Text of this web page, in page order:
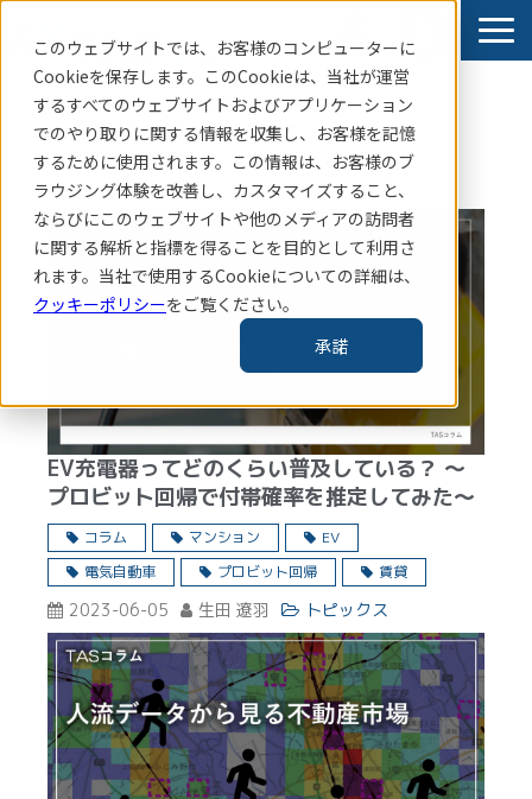
このウェブサイトでは、お客様のコンピューターに
Cookieを保存します。このCookieは、当社が運営
するすべてのウェブサイトおよびアプリケーション
でのやり取りに関する情報を収集し、お客様を記憶
するために使用されます。この情報は、お客様のブ
ラウジング体験を改善し、カスタマイズすること、
ならびにこのウェブサイトや他のメディアの訪問者
に関する解析と指標を得ることを目的として利用さ
れます。当社で使用するCookieについての詳細は、
クッキーポリシーをご覧ください。
承諾
賃貸住宅指標はこちら
サービス
導入事例
お知らせ
コラム・レポート
企業情報
TAS-MAP新規会員登録
EV充電器ってどのくらい普及している？ ～
プロビット回帰で付帯確率を推定してみた～
コラム マンション
EV
電気自動車
プロビット回帰 賃貸
2023-06-05 生田 遼羽 トピックス